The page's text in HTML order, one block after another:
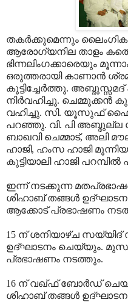
തകർക്കുമെന്നും
ആരോഗ്യനില താളം
ഭിന്നലിംഗക്കാരെയും
ഒരുത്തരായി കാണാൻ
കൂട്ടിച്ചേർത്തു.
നിർവഹിച്ചു. ചെമ്മുക്കന്‍
വഹിച്ചു. സി. യൂസുഫ്
പറഞ്ഞു. വി. പി
ബാഖവി ചെമ്മാട്, അലി
ഹാജി, ഹംസ ഹാജി
കുട്ടിയാലി ഹാജി
ഇന്ന് നടക്കുന്ന
ശിഹാബ് തങ്ങള്‍
ആക്കോട് പ്രഭാഷണം
15 ന് ശനിയാഴ്ച സയ്യിദ്
ഉദ്ഘാടനം ചെയ്യും.
പ്രഭാഷണം നടത്തും.
16 ന് വഖ്ഫ് ബോര്‍ഡ്
ശിഹാബ് തങ്ങള്‍